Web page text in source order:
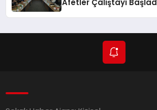
Afetler Çalıştayı